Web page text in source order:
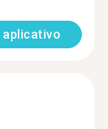
aplicativo